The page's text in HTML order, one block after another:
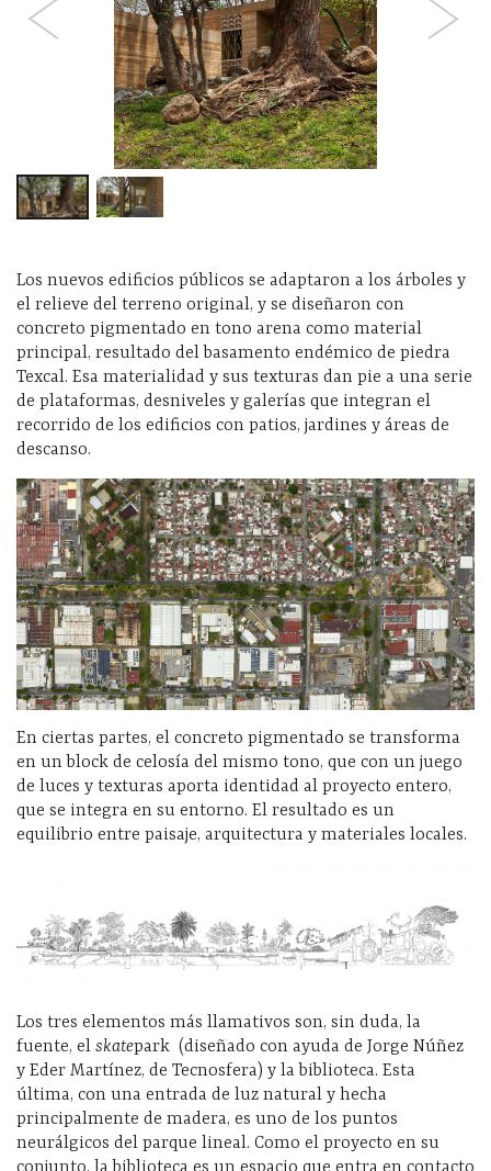
Los nuevos edificios públicos se adaptaron a los árboles y
el relieve del terreno original, y se diseñaron con
concreto pigmentado en tono arena como material
principal, resultado del basamento endémico de piedra
Texcal. Esa materialidad y sus texturas dan pie a una serie
de plataformas, desniveles y galerías que integran el
recorrido de los edificios con patios, jardines y áreas de
descanso.
En ciertas partes, el concreto pigmentado se transforma
en un block de celosía del mismo tono, que con un juego
de luces y texturas aporta identidad al proyecto entero,
que se integra en su entorno. El resultado es un
equilibrio entre paisaje, arquitectura y materiales locales.
Los tres elementos más llamativos son, sin duda, la
fuente, el skatepark (diseñado con ayuda de Jorge Núñez
y Eder Martínez, de Tecnosfera) y la biblioteca. Esta
última, con una entrada de luz natural y hecha
principalmente de madera, es uno de los puntos
neurálgicos del parque lineal. Como el proyecto en su